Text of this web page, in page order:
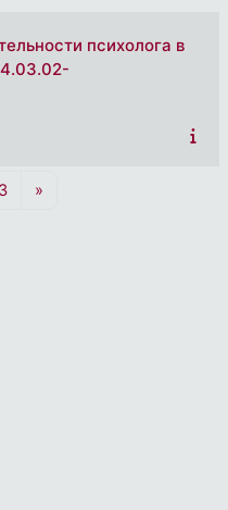
психолога в
1 2
3Страница 3
»